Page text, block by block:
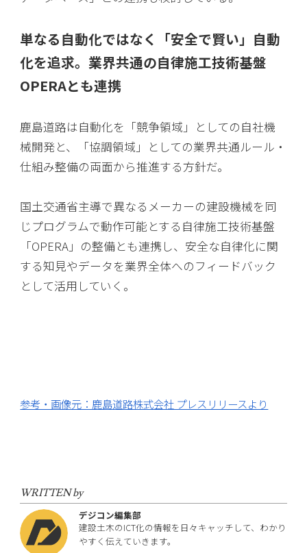
単なる自動化ではなく「安全で賢い」自動
化を追求。業界共通の自律施工技術基盤
OPERAとも連携
鹿島道路は自動化を「競争領域」としての自社機
械開発と、「協調領域」としての業界共通ルール・
仕組み整備の両面から推進する方針だ。
国土交通省主導で異なるメーカーの建設機械を同
じプログラムで動作可能とする自律施工技術基盤
「OPERA」の整備とも連携し、安全な自律化に関
する知見やデータを業界全体へのフィードバック
として活用していく。
参考・画像元：鹿島道路株式会社 プレスリリースより
WRITTEN by
デジコン編集部
建設土木のICT化の情報を日々キャッチして、わかり
やすく伝えていきます。